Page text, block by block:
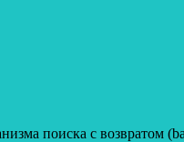
поиска с возвратом